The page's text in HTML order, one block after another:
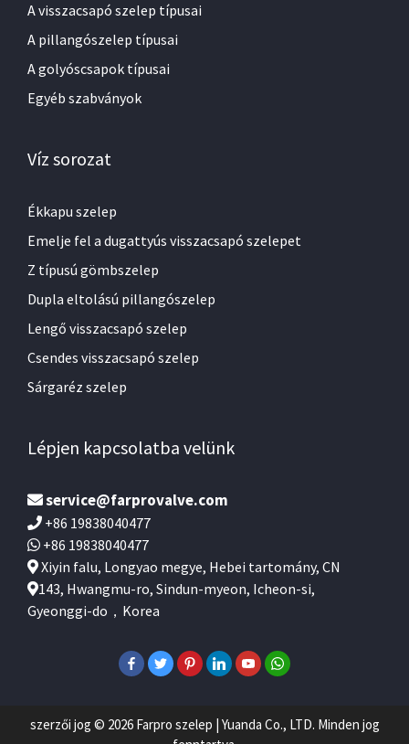
A visszacsapó szelep típusai
A pillangószelep típusai
A golyóscsapok típusai
Egyéb szabványok
Víz sorozat
Ékkapu szelep
Emelje fel a dugattyús visszacsapó szelepet
Z típusú gömbszelep
Dupla eltolású pillangószelep
Lengő visszacsapó szelep
Csendes visszacsapó szelep
Sárgaréz szelep
Lépjen kapcsolatba velünk
service@farprovalve.com
+86 19838040477
+86 19838040477
Xiyin falu, Longyao megye, Hebei tartomány, CN
143, Hwangmu-ro, Sindun-myeon, Icheon-si,
Gyeonggi-do，Korea
szerzői jog © 2026 Farpro szelep | Yuanda Co., LTD. Minden jog